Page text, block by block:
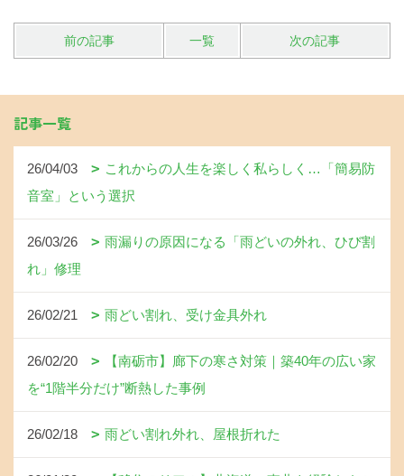
前の記事 一覧 次の記事
記事一覧
26/04/03
これからの人生を楽しく私らしく…「簡易防
音室」という選択
26/03/26
雨漏りの原因になる「雨どいの外れ、ひび割
れ」修理
26/02/21 雨どい割れ、受け金具外れ
26/02/20
【南砺市】廊下の寒さ対策｜築40年の広い家
を“1階半分だけ”断熱した事例
26/02/18 雨どい割れ外れ、屋根折れた